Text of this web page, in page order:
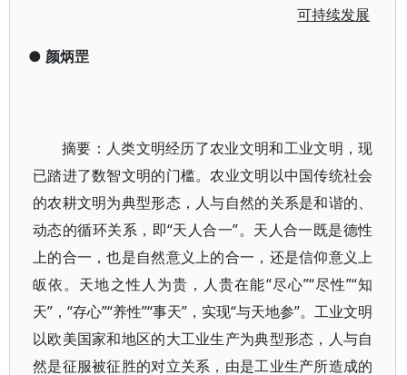
可持续发展
● 颜炳罡
摘要：人类文明经历了农业文明和工业文明，现
已踏进了数智文明的门槛。农业文明以中国传统社会
的农耕文明为典型形态，人与自然的关系是和谐的、
动态的循环关系，即“天人合一”。天人合一既是德性
上的合一，也是自然意义上的合一，还是信仰意义上
皈依。天地之性人为贵，人贵在能“尽心”“尽性”“知
天”，“存心”“养性”“事天”，实现“与天地参”。工业文明
以欧美国家和地区的大工业生产为典型形态，人与自
然是征服被征胜的对立关系，由是工业生产所造成的